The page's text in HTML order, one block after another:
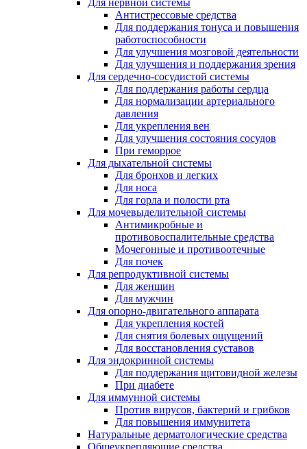
Для нервной системы
Антистрессовые средства
Для поддержания тонуса и повышения
работоспособности
Для улучшения мозговой деятельности
Для улучшения и поддержания зрения
Для сердечно-сосудистой системы
Для поддержания работы сердца
Для нормализации артериального
давления
Для укрепления вен
Для улучшения состояния сосудов
При геморрое
Для дыхательной системы
Для бронхов и легких
Для носа
Для горла и полости рта
Для мочевыделительной системы
Антимикробные и
противовоспалительные средства
Мочегонные и противоотечные
Для почек
Для репродуктивной системы
Для женщин
Для мужчин
Для опорно-двигательного аппарата
Для укрепления костей
Для снятия болевых ощущений
Для восстановления суставов
Для эндокринной системы
Для поддержания щитовидной железы
При диабете
Для иммунной системы
Против вирусов, бактерий и грибков
Для повышения иммунитета
Натуральные дерматологические средства